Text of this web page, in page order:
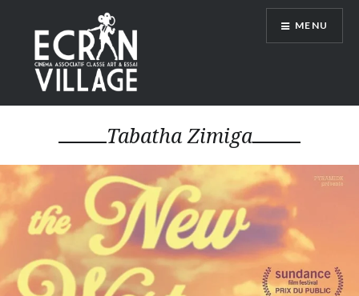
contenu
principal
ÉCRAN VILLAGE
MENU
Tabatha Zimiga